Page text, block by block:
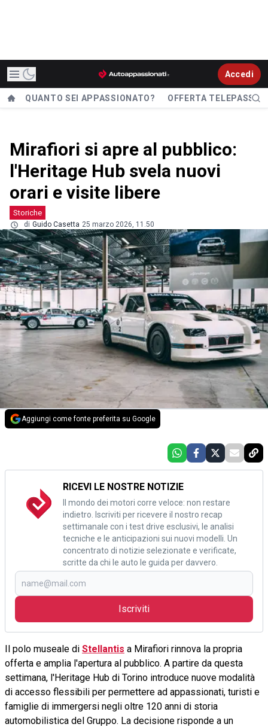
Accedi
QUANTO SEI APPASSIONATO? OFFERTA TELEPASS
Mirafiori si apre al pubblico:
l'Heritage Hub svela nuovi
orari e visite libere
Storiche
di Guido Casetta 25 marzo 2026, 11.50
Aggiungi come fonte preferita su Google
RICEVI LE NOSTRE NOTIZIE
Il mondo dei motori corre veloce: non restare
indietro. Iscriviti per ricevere il nostro recap
settimanale con i test drive esclusivi, le analisi
tecniche e le anticipazioni sui nuovi modelli. Un
concentrato di notizie selezionate e verificate,
scritte da chi le auto le guida per davvero.
Iscriviti
Il polo museale di Stellantis a Mirafiori rinnova la propria
offerta e amplia l'apertura al pubblico. A partire da questa
settimana, l'Heritage Hub di Torino introduce nuove modalità
di accesso flessibili per permettere ad appassionati, turisti e
famiglie di immergersi negli oltre 120 anni di storia
automobilistica del Gruppo. La decisione risponde a un